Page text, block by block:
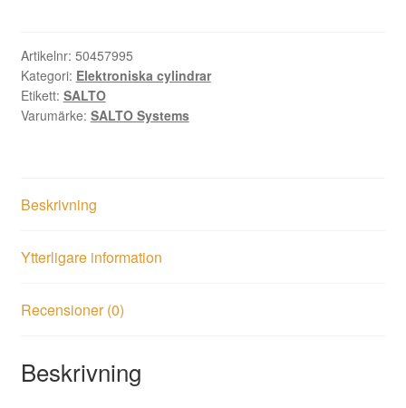
NEO
inomhus
mängd
Artikelnr: 50457995
Kategori: Elektroniska cylindrar
Etikett: SALTO
Varumärke: SALTO Systems
Beskrivning
Ytterligare information
Recensioner (0)
Beskrivning